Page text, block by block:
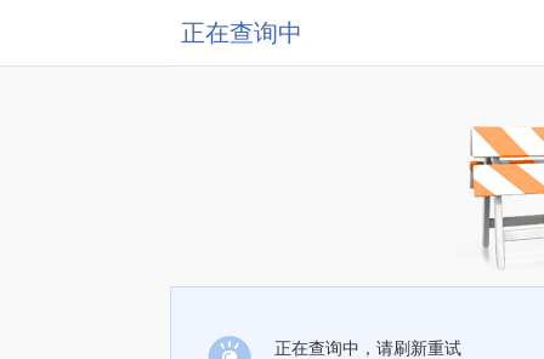
正在查询中
正在查询中，请刷新重试